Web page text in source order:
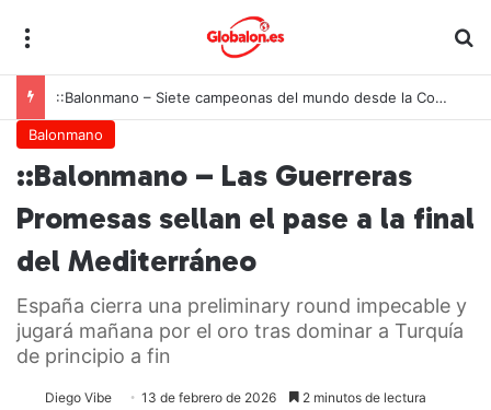
::Baloncesto 3×3 – España convierte la Nations League 3×3 en territorio propio
Balonmano
::Balonmano – Las Guerreras
Promesas sellan el pase a la final
del Mediterráneo
España cierra una preliminary round impecable y
jugará mañana por el oro tras dominar a Turquía
de principio a fin
Diego Vibe 13 de febrero de 2026 2 minutos de lectura